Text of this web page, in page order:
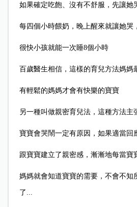
如果確定吃飽、沒有不舒服，先讓她
每四個小時餵奶，晚上醒來就讓她哭
很快小孩就能一次睡8個小時
百歲醫生相信，這樣的育兒方法媽媽
有輕鬆的媽媽才會有快樂的寶寶
另一種叫做親密育兒法，這種方法主
寶寶會哭鬧一定有原因，如果適當回
跟寶寶建立了親密感，漸漸地每當寶
媽媽就會知道寶寶的需要，不會不知
了...